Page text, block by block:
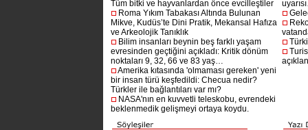
Tüm bitki ve hayvanlardan önce evcilleştiler
Roma Yıkım Tabakası Altında Bulunan
Mikve, Kudüs’te Dini Pratik, Mekansal Hafıza
ve Arkeolojik Tanıklık
Bilim insanları beynin beş farklı yaşam
evresinden geçtiğini açıkladı: Kritik dönüm
noktaları 9, 32, 66 ve 83 yaş…
Amerika kıtasında 'olmaması gereken' yeni
bir insan türü keşfedildi: Checua nedir?
Türkler ile bağlantıları var mı?
NASA'nın en kuvvetli teleskobu, evrendeki
beklenmedik gelişmeyi ortaya koydu.